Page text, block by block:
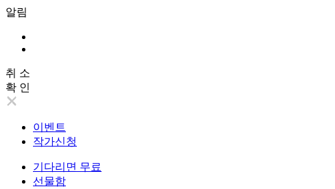
알림
취 소
확 인
이벤트
작가신청
기다리면 무료
선물함